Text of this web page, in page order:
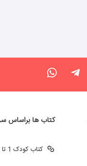
کتاب ها براساس
کتاب کودک 1 تا 3 سال